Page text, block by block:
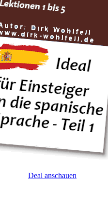
Deal anschauen